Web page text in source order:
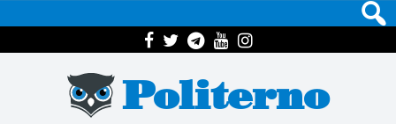
Politerno